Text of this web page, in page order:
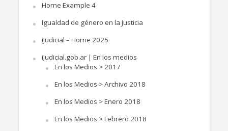
Home Example 4
Igualdad de género en la Justicia
iJudicial – Home 2025
iJudicial.gob.ar | En los medios
En los Medios > 2017
En los Medios > Archivo 2018
En los Medios > Enero 2018
En los Medios > Febrero 2018